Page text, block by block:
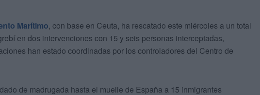
Marítimo, con base en Ceuta, ha rescatado este miércoles a un total
en dos intervenciones con 15 y seis personas interceptadas,
han estado coordinadas por los controladores del Centro de
de madrugada hasta el muelle de España a 15 inmigrantes